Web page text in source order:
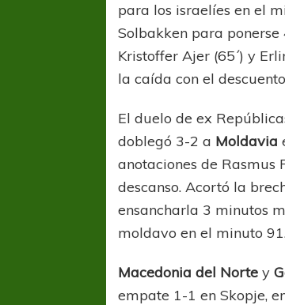
para los israelíes en el
Solbakken para
Kristoffer Ajer (65´) y
la caída con el
El duelo de ex
doblegó 3-2 a Moldavia
anotaciones de Rasmus
descanso. Acortó la
ensancharla 3 minutos
moldavo en el minuto
Macedonia del Norte y
empate 1-1 en Skopje,